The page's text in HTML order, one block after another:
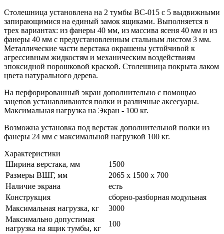
Столешница установлена на 2 тумбы ВС-015 с 5 выдвижными
запирающимися на единый замок ящиками. Выполняется в
трех вариантах: из фанеры 40 мм, из массива ясеня 40 мм и из
фанеры 40 мм с предустановленным стальным листом 3 мм.
Металлические части верстака окрашены устойчивой к
агрессивным жидкостям и механическим воздействиям
эпоксидной порошковой краской. Столешница покрыта лаком
цвета натурального дерева.
На перфорированный экран дополнительно с помощью
зацепов устанавливаются полки и различные аксесуары.
Максимальная нагрузка на Экран - 100 кг.
Возможна установка под верстак дополнительной полки из
фанеры 24 мм с максимальной нагрузкой 100 кг.
Характеристики
Ширина верстака, мм
1500
Размеры ВШГ, мм
2065 х 1500 х 700
Наличие экрана
есть
Конструкция
сборно-разборная модульная
Максимальная нагрузка, кг
3000
Максимально допустимая
нагрузка на ящик тумбы, кг
100